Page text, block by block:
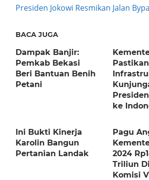
Post:
Presiden Jokowi Resmikan Jalan
BACA JUGA
Dampak Banjir:
Pemkab Bekasi
Beri Bantuan Benih
Petani
ke
Ini Bukti Kinerja
Karolin Bangun
Pertanian Landak
Pagu
2024
Triliun
Komisi